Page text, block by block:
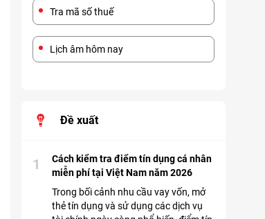
Tra mã số thuế
Lịch âm hôm nay
Đề xuất
Cách kiểm tra điểm tín dụng cá nhân
miễn phí tại Việt Nam năm 2026
1
Trong bối cảnh nhu cầu vay vốn, mở
thẻ tín dụng và sử dụng các dịch vụ